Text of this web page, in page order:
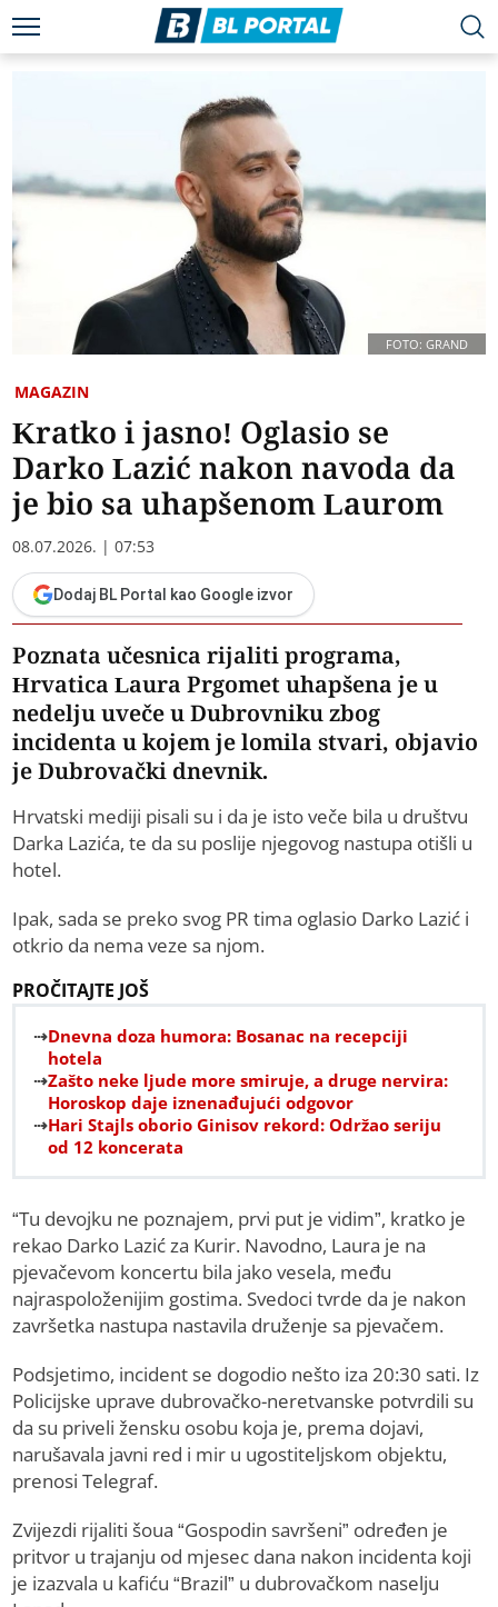
FOTO: GRAND
MAGAZIN
Kratko i jasno! Oglasio se
Darko Lazić nakon navoda da
je bio sa uhapšenom Laurom
08.07.2026. | 07:53
Dodaj BL Portal kao Google izvor
Poznata učesnica rijaliti programa,
Hrvatica Laura Prgomet uhapšena je u
nedelju uveče u Dubrovniku zbog
incidenta u kojem je lomila stvari, objavio
je Dubrovački dnevnik.
Hrvatski mediji pisali su i da je isto veče bila u društvu
Darka Lazića, te da su poslije njegovog nastupa otišli u
hotel.
Ipak, sada se preko svog PR tima oglasio Darko Lazić i
otkrio da nema veze sa njom.
PROČITAJTE JOŠ
Dnevna doza humora: Bosanac na recepciji
hotela
Zašto neke ljude more smiruje, a druge nervira:
Horoskop daje iznenađujući odgovor
Hari Stajls oborio Ginisov rekord: Održao seriju
od 12 koncerata
“Tu devojku ne poznajem, prvi put je vidim”, kratko je
rekao Darko Lazić za Kurir. Navodno, Laura je na
pjevačevom koncertu bila jako vesela, među
najraspoloženijim gostima. Svedoci tvrde da je nakon
završetka nastupa nastavila druženje sa pjevačem.
Podsjetimo, incident se dogodio nešto iza 20:30 sati. Iz
Policijske uprave dubrovačko-neretvanske potvrdili su
da su priveli žensku osobu koja je, prema dojavi,
narušavala javni red i mir u ugostiteljskom objektu,
prenosi Telegraf.
Zvijezdi rijaliti šoua “Gospodin savršeni” određen je
pritvor u trajanju od mjesec dana nakon incidenta koji
je izazvala u kafiću “Brazil” u dubrovačkom naselju